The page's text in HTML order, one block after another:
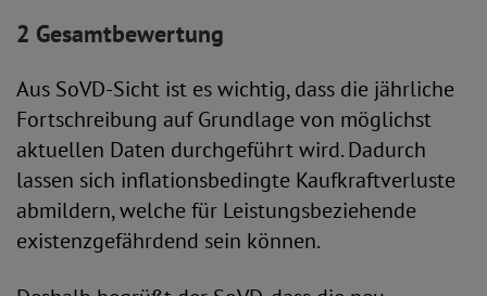
2 Gesamtbewertung
Aus SoVD-Sicht ist es wichtig, dass die jährliche
Fortschreibung auf Grundlage von möglichst
aktuellen Daten durchgeführt wird. Dadurch
lassen sich inflationsbedingte Kaufkraftverluste
abmildern, welche für Leistungsbeziehende
existenzgefährdend sein können.